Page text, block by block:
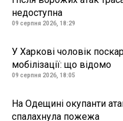
недоступна
09 серпня 2026, 18:29
У Харкові чоловік
мобілізації: що відомо
09 серпня 2026, 18:05
На Одещині окупанти
спалахнула пожежа